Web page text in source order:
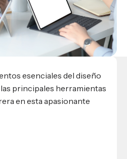
la Salud
Negocios
DUX
San Pedro Sula,
y sostenibilidad
y Administrativos
RediEShn
esenciales del diseño
principales herramientas
en esta apasionante